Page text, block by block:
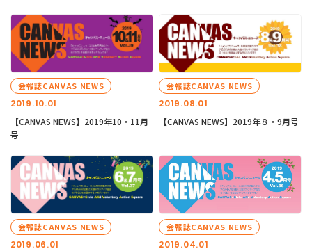
2019.10.01
会報誌CANVAS NEWS
【CANVAS NEWS】2019年10・11月
号
2019.08.01
会報誌CANVAS NEWS
【CANVAS NEWS】2019年８・9月号
2019.06.01
会報誌CANVAS NEWS
2019.04.01
会報誌CANVAS NEWS